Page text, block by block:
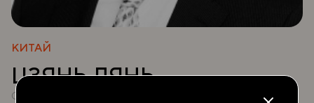
КИТАЙ
ЦЗЯНЬ ЛЯНЬ
Основатель Beijing Hengce Investment Co., Ltd.